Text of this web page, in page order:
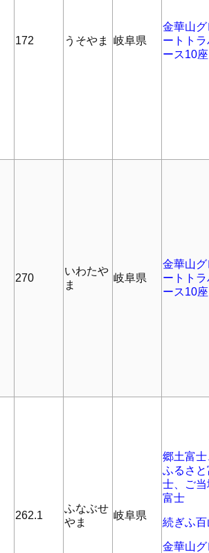
172 うそやま 岐阜県
金華山グ
ートトラ
ース10座
270
いわたや
ま
岐阜県
金華山グ
ートトラ
ース10座
262.1
ふなぶせ
やま
岐阜県
郷土富士
ふるさと
士、ご当
富士
続ぎふ百
金華山グ